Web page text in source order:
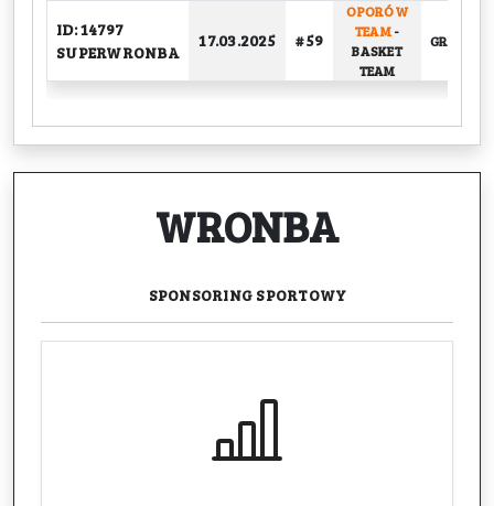
ID: 14797
SUPERWRONBA
17.03.2025 # 59
OPORÓW
TEAM-
BASKET
TEAM
WRONBA
SPONSORING SPORTOWY